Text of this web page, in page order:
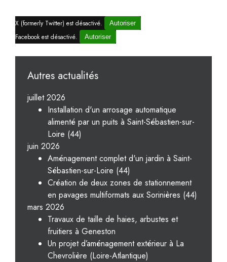
X (formerly Twitter) est désactivé. Autoriser
Facebook est désactivé. Autoriser
Autres actualités
juillet 2026
Installation d'un arrosage automatique
alimenté par un puits à Saint-Sébastien-sur-
Loire (44)
juin 2026
Aménagement complet d'un jardin à Saint-
Sébastien-sur-Loire (44)
Création de deux zones de stationnement
en pavages multiformats aux Sorinières (44)
mars 2026
Travaux de taille de haies, arbustes et
fruitiers à Geneston
Un projet d’aménagement extérieur à La
Chevrolière (Loire-Atlantique)